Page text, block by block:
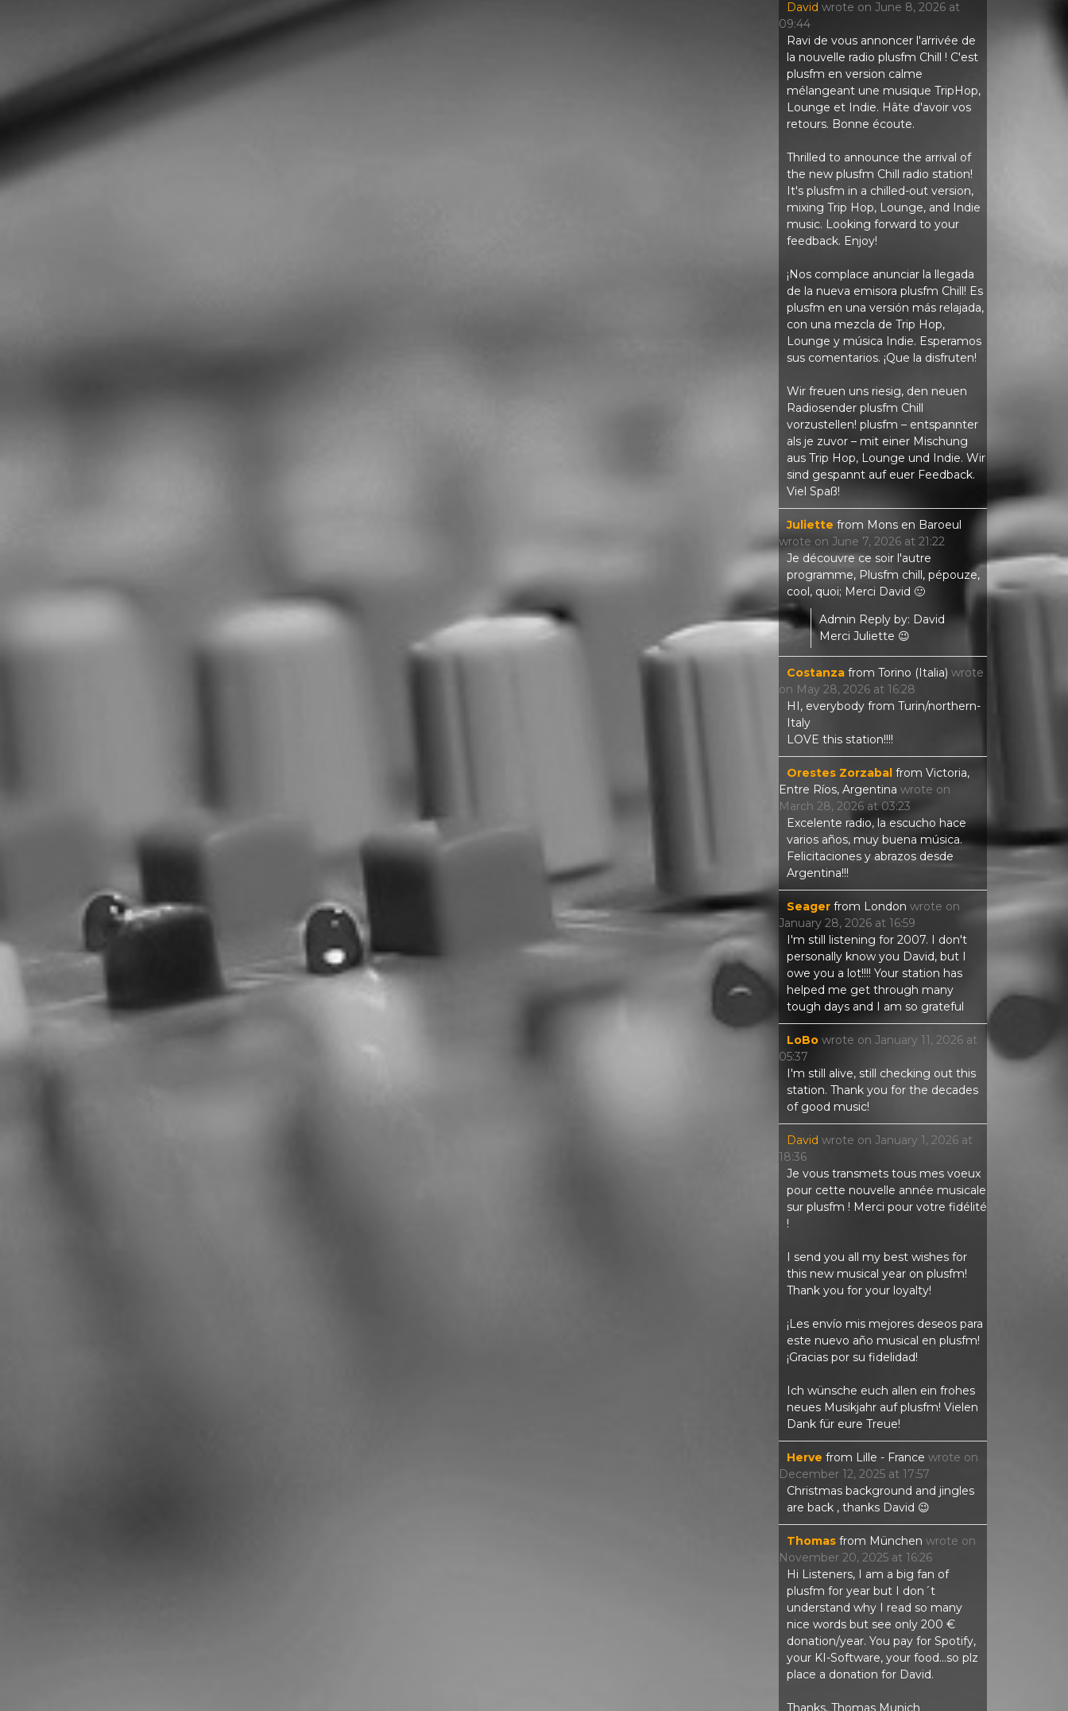
David wrote on June 8, 2026 at
09:44
Ravi de vous annoncer l'arrivée de
la nouvelle radio plusfm Chill ! C'est
plusfm en version calme
mélangeant une musique TripHop,
Lounge et Indie. Hâte d'avoir vos
retours. Bonne écoute.
Thrilled to announce the arrival of
the new plusfm Chill radio station!
It's plusfm in a chilled-out version,
mixing Trip Hop, Lounge, and Indie
music. Looking forward to your
feedback. Enjoy!
¡Nos complace anunciar la llegada
de la nueva emisora ​​plusfm Chill! Es
plusfm en una versión más relajada,
con una mezcla de Trip Hop,
Lounge y música Indie. Esperamos
sus comentarios. ¡Que la disfruten!
Wir freuen uns riesig, den neuen
Radiosender plusfm Chill
vorzustellen! plusfm – entspannter
als je zuvor – mit einer Mischung
aus Trip Hop, Lounge und Indie. Wir
sind gespannt auf euer Feedback.
Viel Spaß!
Juliette from Mons en Baroeul
wrote on June 7, 2026 at 21:22
Je découvre ce soir l'autre
programme, Plusfm chill, pépouze,
cool, quoi; Merci David 🙂
Admin Reply by: David
Merci Juliette 😉
Costanza from Torino (Italia) wrote
on May 28, 2026 at 16:28
HI, everybody from Turin/northern-
Italy
LOVE this station!!!!
Orestes Zorzabal from Victoria,
Entre Ríos, Argentina wrote on
March 28, 2026 at 03:23
Excelente radio, la escucho hace
varios años, muy buena música.
Felicitaciones y abrazos desde
Argentina!!!
Seager from London wrote on
January 28, 2026 at 16:59
I'm still listening for 2007. I don't
personally know you David, but I
owe you a lot!!!! Your station has
helped me get through many
tough days and I am so grateful
LoBo wrote on January 11, 2026 at
05:37
I'm still alive, still checking out this
station. Thank you for the decades
of good music!
David wrote on January 1, 2026 at
18:36
Je vous transmets tous mes voeux
pour cette nouvelle année musicale
sur plusfm ! Merci pour votre fidélité
!
I send you all my best wishes for
this new musical year on plusfm!
Thank you for your loyalty!
¡Les envío mis mejores deseos para
este nuevo año musical en plusfm!
¡Gracias por su fidelidad!
Ich wünsche euch allen ein frohes
neues Musikjahr auf plusfm! Vielen
Dank für eure Treue!
Herve from Lille - France wrote on
December 12, 2025 at 17:57
Christmas background and jingles
are back , thanks David 😉
Thomas from München wrote on
November 20, 2025 at 16:26
Hi Listeners, I am a big fan of
plusfm for year but I don´t
understand why I read so many
nice words but see only 200 €
donation/year. You pay for Spotify,
your KI-Software, your food...so plz
place a donation for David.
Thanks, Thomas Munich